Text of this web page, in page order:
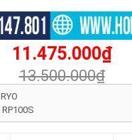
11.475.000₫
13.500.000₫
RYO
RP100S